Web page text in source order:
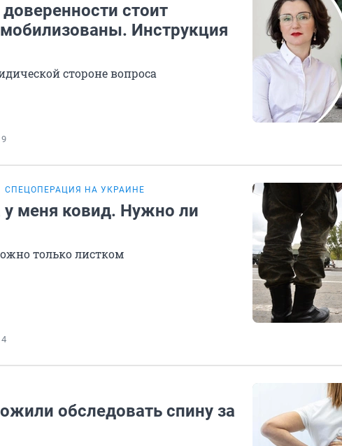
стоит
Инструкция
стороне вопроса
9
СПЕЦОПЕРАЦИЯ НА УКРАИНЕ
меня ковид. Нужно ли
только листком
4
обследовать спину за